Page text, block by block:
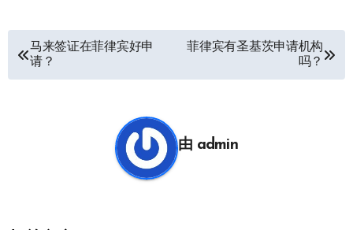
马来签证在菲律宾好申
请？
菲律宾有圣基茨申请机构
吗？
由 admin